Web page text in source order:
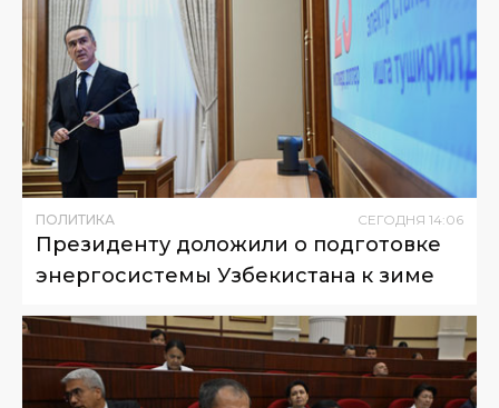
ПОЛИТИКА СЕГОДНЯ 14:06
Президенту доложили о подготовке
энергосистемы Узбекистана к зиме